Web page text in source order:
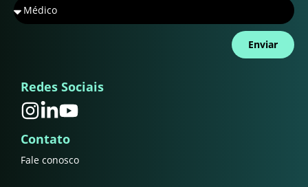
Enviar
Redes Sociais
Contato
Fale conosco